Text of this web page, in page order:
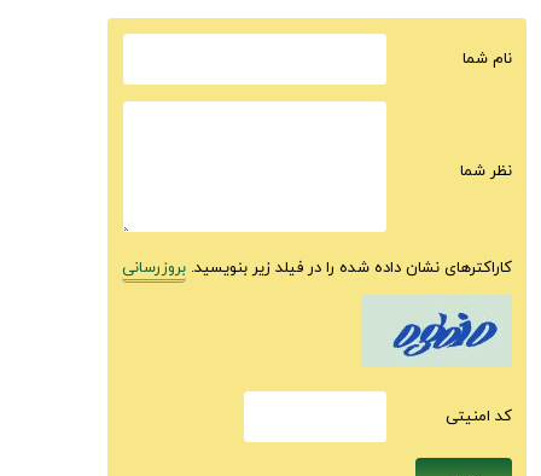
نام شما
نظر شما
کاراکترهای نشان داده شده را در فیلد زیر بنویسید. بروزرسانی
كد امنيتى